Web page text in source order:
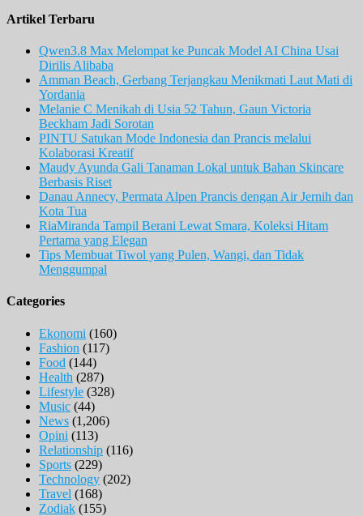
Artikel Terbaru
Qwen3.8 Max Melompat ke Puncak Model AI China Usai
Dirilis Alibaba
Amman Beach, Gerbang Terjangkau Menikmati Laut Mati di
Yordania
Melanie C Menikah di Usia 52 Tahun, Gaun Victoria
Beckham Jadi Sorotan
PINTU Satukan Mode Indonesia dan Prancis melalui
Kolaborasi Kreatif
Maudy Ayunda Gali Tanaman Lokal untuk Bahan Skincare
Berbasis Riset
Danau Annecy, Permata Alpen Prancis dengan Air Jernih dan
Kota Tua
RiaMiranda Tampil Berani Lewat Smara, Koleksi Hitam
Pertama yang Elegan
Tips Membuat Tiwol yang Pulen, Wangi, dan Tidak
Menggumpal
Categories
Ekonomi (160)
Fashion (117)
Food (144)
Health (287)
Lifestyle (328)
Music (44)
News (1,206)
Opini (113)
Relationship (116)
Sports (229)
Technology (202)
Travel (168)
Zodiak (155)